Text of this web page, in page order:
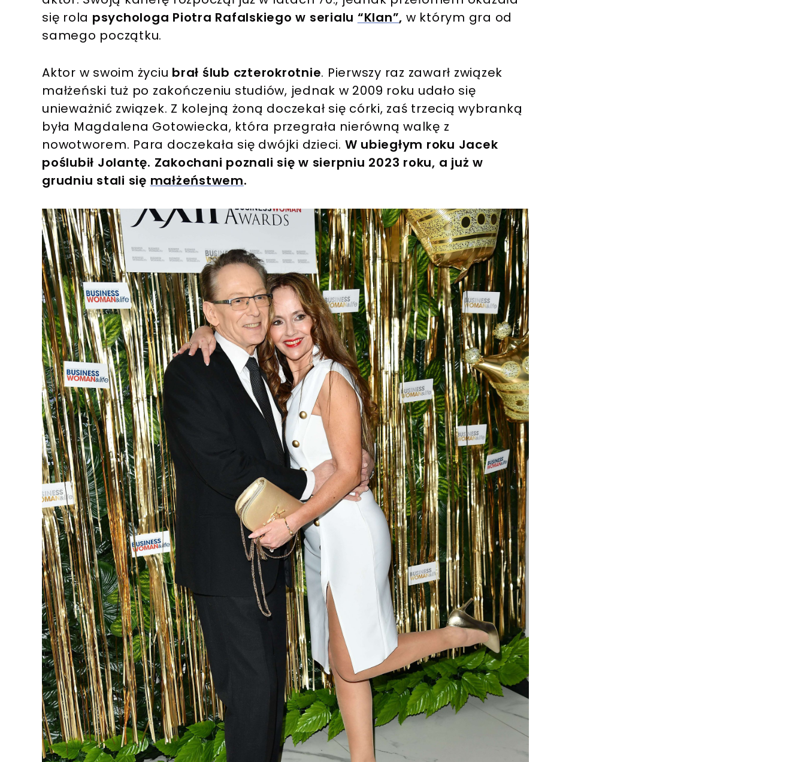
się rola psychologa Piotra Rafalskiego w serialu “Klan”, w którym gra od
samego początku.
Aktor w swoim życiu brał ślub czterokrotnie. Pierwszy raz zawarł związek
małżeński tuż po zakończeniu studiów, jednak w 2009 roku udało się
unieważnić związek. Z kolejną żoną doczekał się córki, zaś trzecią wybranką
była Magdalena Gotowiecka, która przegrała nierówną walkę z
nowotworem. Para doczekała się dwójki dzieci. W ubiegłym roku Jacek
poślubił Jolantę. Zakochani poznali się w sierpniu 2023 roku, a już w
grudniu stali się małżeństwem.